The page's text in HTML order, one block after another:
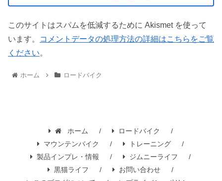
このサイトはスパムを低減するために Akismet を使って
います。
コメントデータの処理方法の詳細はこちらをご覧
ください。
ホーム ロードバイク
ホーム
ロードバイク
マウンテンバイク
トレーニング
製品インプレ・情報
ジムニーライフ
黒猫ライフ
お問い合わせ